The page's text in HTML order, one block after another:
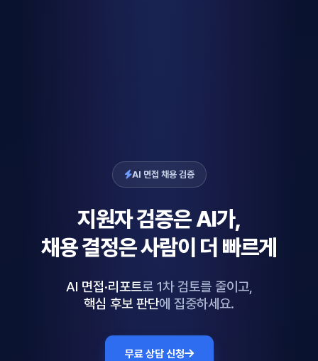
AI 면접 채용 검증
지원자 검증은AI가,
채용 결정은사람이 더 빠르게
AI 면접·리포트로 1차 검토를 줄이고,
핵심 후보 판단에 집중하세요.
무료 상담 신청